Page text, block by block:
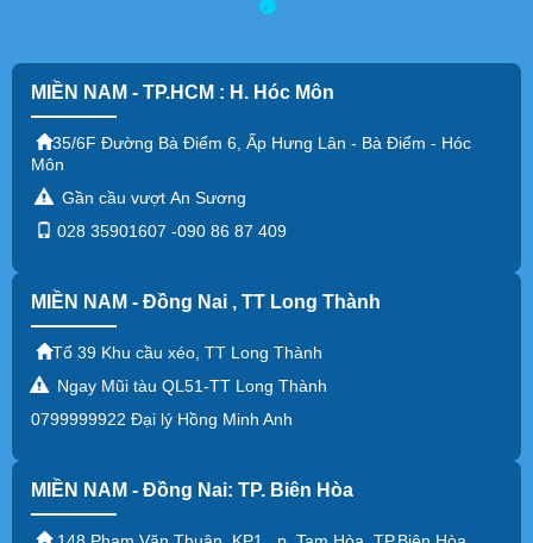
MIỀN NAM - TP.HCM : H. Hóc Môn
35/6F Đường Bà Điểm 6, Ấp Hưng Lân - Bà Điểm - Hóc
Môn
Gần cầu vượt An Sương
028 35901607 -090 86 87 409
MIỀN NAM - Đồng Nai , TT Long Thành
Tổ 39 Khu cầu xéo, TT Long Thành
Ngay Mũi tàu QL51-TT Long Thành
0799999922 Đại lý Hồng Minh Anh
MIỀN NAM - Đồng Nai: TP. Biên Hòa